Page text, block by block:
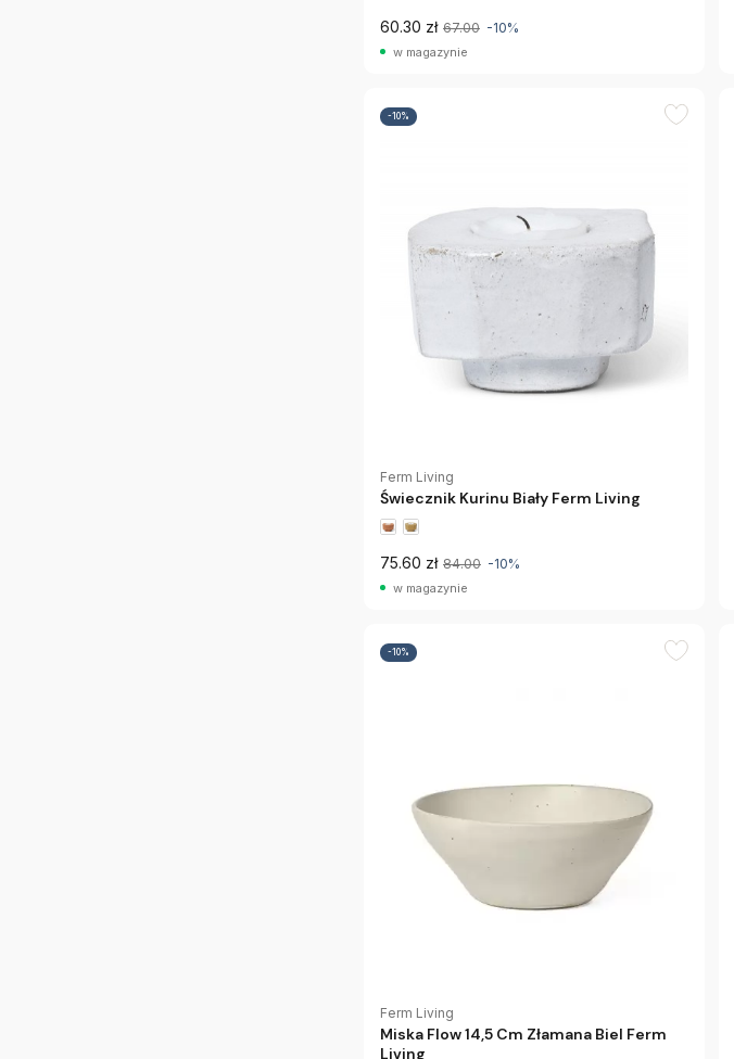
60.30 zł 67.00 -10%
w magazynie
-10%
Ferm Living
Świecznik Kurinu Biały Ferm Living
75.60 zł 84.00 -10%
w magazynie
-10%
Ferm Living
Miska Flow 14,5 Cm Złamana Biel Ferm
Living